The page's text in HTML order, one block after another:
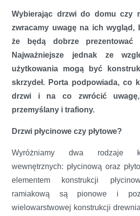
Wybierając drzwi do domu czy
zwracamy uwagę na ich wygląd,
że będą dobrze
Najważniejsze jednak ze
użytkowania mogą być
skrzydeł. Porta podpowiada, co
drzwi i na co zwrócić
przemyślany i trafiony.
Drzwi płycinowe czy płytowe?
Wyróżniamy dwa rodzaje
wewnętrznych: płycinową oraz
elementem konstrukcji
ramiakową są pionowe i
wielowarstwowej konstrukcji